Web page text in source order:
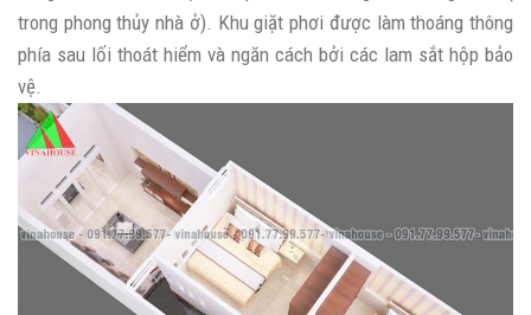
trong phong thủy nhà ở). Khu giặt phơi được làm thoáng thông
phía sau lối thoát hiểm và ngăn cách bởi các lam sắt hộp bảo
vệ.